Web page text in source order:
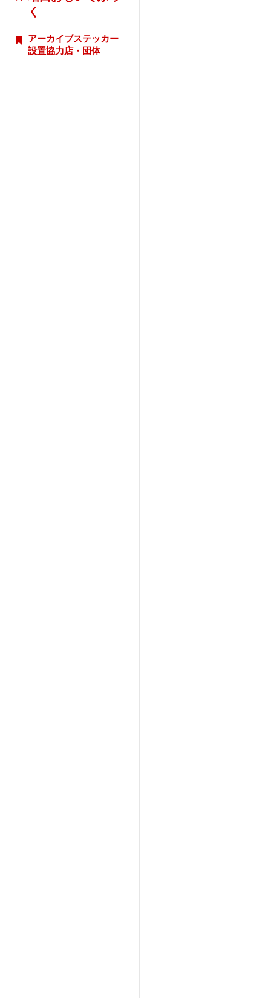
く
アーカイブステッカー
設置協力店・団体